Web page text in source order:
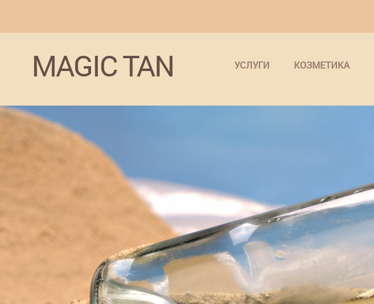
MAGIC TAN УСЛУГИ КОЗМЕТИКА